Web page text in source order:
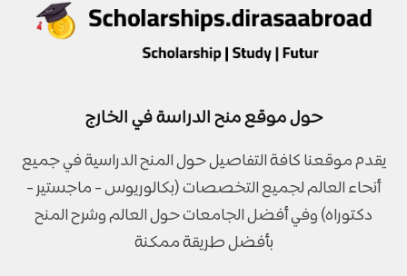
حول موقع منح الدراسة في الخارج
يقدم موقعنا كافة التفاصيل حول المنح الدراسية في جميع
أنحاء العالم لجميع التخصصات (بكالوريوس - ماجستير -
دكتوراه) وفي أفضل الجامعات حول العالم وشرح المنح
بأفضل طريقة ممكنة